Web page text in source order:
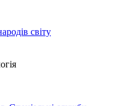
світу